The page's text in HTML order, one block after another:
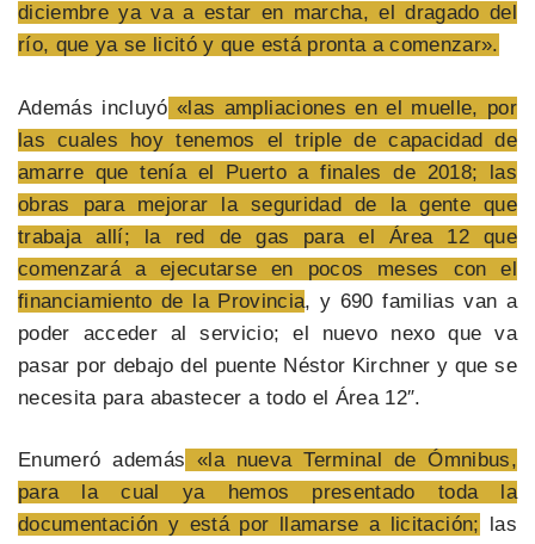
diciembre ya va a estar en marcha, el dragado del
río, que ya se licitó y que está pronta a comenzar».
Además incluyó «las ampliaciones en el muelle, por
las cuales hoy tenemos el triple de capacidad de
amarre que tenía el Puerto a finales de 2018; las
obras para mejorar la seguridad de la gente que
trabaja allí; la red de gas para el Área 12 que
comenzará a ejecutarse en pocos meses con el
financiamiento de la Provincia, y 690 familias van a
poder acceder al servicio; el nuevo nexo que va
pasar por debajo del puente Néstor Kirchner y que se
necesita para abastecer a todo el Área 12″.
Enumeró además «la nueva Terminal de Ómnibus,
para la cual ya hemos presentado toda la
documentación y está por llamarse a licitación; las